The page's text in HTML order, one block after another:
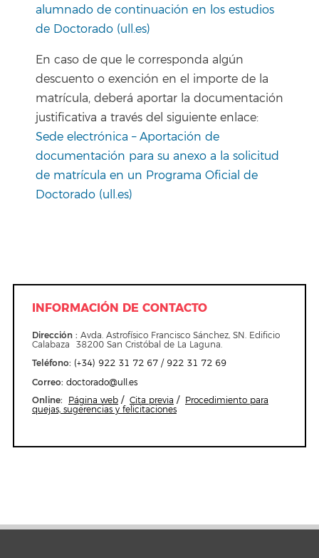
alumnado de continuación en los estudios
de Doctorado (ull.es)
En caso de que le corresponda algún
descuento o exención en el importe de la
matrícula, deberá aportar la documentación
justificativa a través del siguiente enlace:
Sede electrónica – Aportación de
documentación para su anexo a la solicitud
de matrícula en un Programa Oficial de
Doctorado (ull.es)
INFORMACIÓN DE CONTACTO
Dirección : Avda. Astrofísico Francisco Sánchez, SN. Edificio
Calabaza 38200 San Cristóbal de La Laguna.
Teléfono: (+34) 922 31 72 67 / 922 31 72 69
Correo: doctorado@ull.es
Online: Página web / Cita previa / Procedimiento para
quejas, sugerencias y felicitaciones